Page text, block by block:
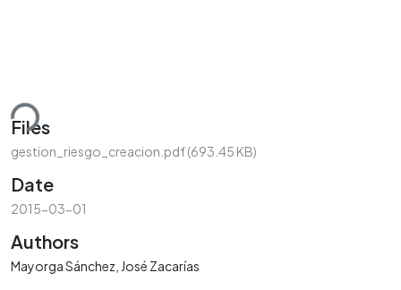
Files
gestion_riesgo_creacion.pdf(693.45 KB)
Date
2015-03-01
Authors
Mayorga Sánchez, José Zacarías